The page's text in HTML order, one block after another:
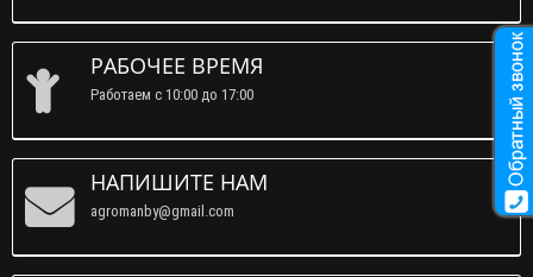
РАБОЧЕЕ ВРЕМЯ
Работаем c 10:00 до 17:00
НАПИШИТЕ НАМ
agromanby@gmail.com